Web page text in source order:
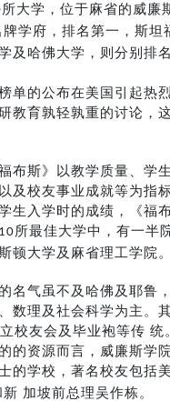
所大学，位于麻省的威廉
学府，排名第一，斯坦
及哈佛大学，则分别排
单的公布在美国引起热
教育孰轻孰重的讨论，
布斯》以教学质量、学
及校友事业成就等为指
生入学时的成绩，《福
10 所最佳大学中，有一半
顿大学及麻省理工学院。
名气虽不及哈佛及耶鲁
数理及社会科学为主。
校友会及毕业袍等传 统
的资源而言，威廉斯学
的学校，著名校友包括
加坡前总理吴作栋。